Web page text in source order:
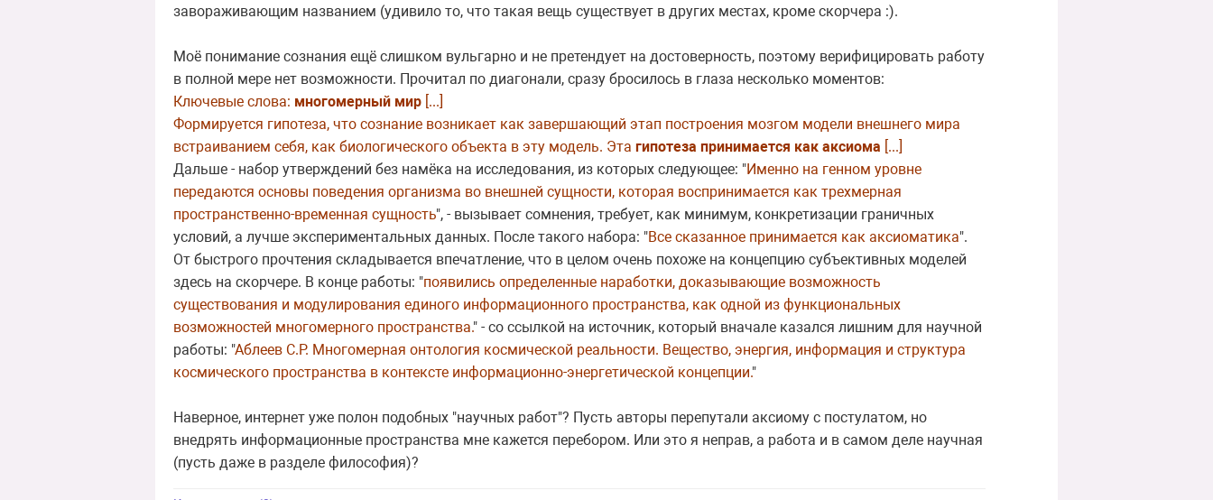
завораживающим названием (удивило то, что такая вещь существует в других местах, кроме скорчера :).
Моё понимание сознания ещё слишком вульгарно и не претендует на достоверность, поэтому верифицировать работу
в полной мере нет возможности. Прочитал по диагонали, сразу бросилось в глаза несколько моментов:
Ключевые слова: многомерный мир [...]
Формируется гипотеза, что сознание возникает как завершающий этап построения мозгом модели внешнего мира
встраиванием себя, как биологического объекта в эту модель. Эта гипотеза принимается как аксиома [...]
Дальше - набор утверждений без намёка на исследования, из которых следующее: "Именно на генном уровне
передаются основы поведения организма во внешней сущности, которая воспринимается как трехмерная
пространственно-временная сущность", - вызывает сомнения, требует, как минимум, конкретизации граничных
условий, а лучше экспериментальных данных. После такого набора: "Все сказанное принимается как аксиоматика".
От быстрого прочтения складывается впечатление, что в целом очень похоже на концепцию субъективных моделей
здесь на скорчере. В конце работы: "появились определенные наработки, доказывающие возможность
существования и модулирования единого информационного пространства, как одной из функциональных
возможностей многомерного пространства." - со ссылкой на источник, который вначале казался лишним для научной
работы: "Аблеев С.Р. Многомерная онтология космической реальности. Вещество, энергия, информация и структура
космического пространства в контексте информационно-энергетической концепции."
Наверное, интернет уже полон подобных "научных работ"? Пусть авторы перепутали аксиому с постулатом, но
внедрять информационные пространства мне кажется перебором. Или это я неправ, а работа и в самом деле научная
(пусть даже в разделе философия)?